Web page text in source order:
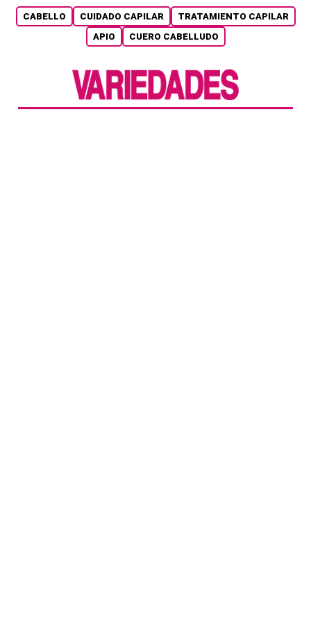
CABELLO CUIDADO CAPILAR
TRATAMIENTO CAPILAR
APIO
CUERO CABELLUDO